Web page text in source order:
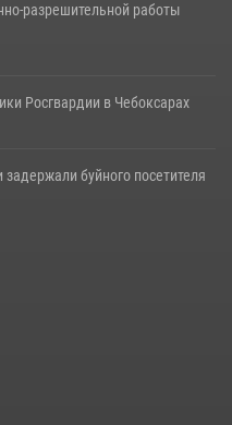
разрешительной работы
Росгвардии в Чебоксарах
буйного посетителя